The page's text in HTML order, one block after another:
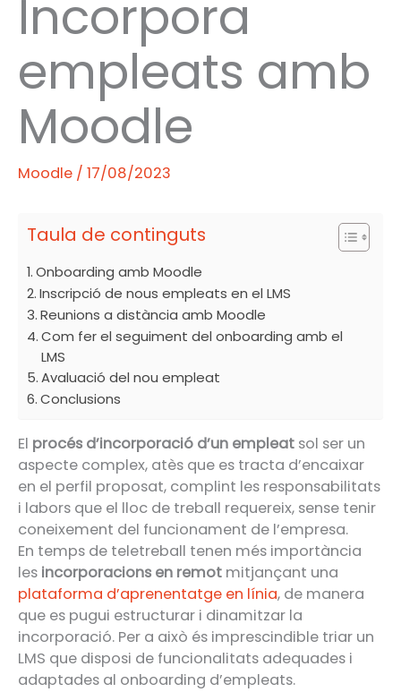
Incorpora
empleats amb
Moodle
Moodle / 17/08/2023
Taula de continguts
Onboarding amb Moodle
Inscripció de nous empleats en el LMS
Reunions a distància amb Moodle
Com fer el seguiment del onboarding amb el
LMS
Avaluació del nou empleat
Conclusions
El procés d’incorporació d’un empleat sol ser un
aspecte complex, atès que es tracta d’encaixar
en el perfil proposat, complint les responsabilitats
i labors que el lloc de treball requereix, sense tenir
coneixement del funcionament de l’empresa.
En temps de teletreball tenen més importància
les incorporacions en remot mitjançant una
plataforma d’aprenentatge en línia, de manera
que es pugui estructurar i dinamitzar la
incorporació. Per a això és imprescindible triar un
LMS que disposi de funcionalitats adequades i
adaptades al onboarding d’empleats.